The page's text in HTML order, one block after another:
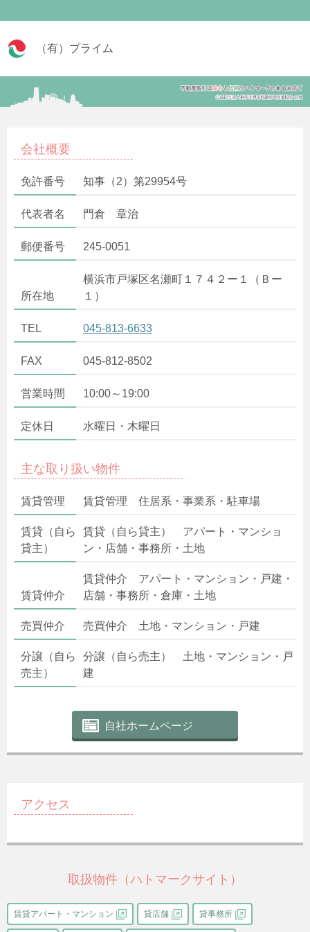
（有）プライム
会社概要
免許番号 知事（2）第29954号
代表者名 門倉 章治
郵便番号 245-0051
所在地
横浜市戸塚区名瀬町１７４２ー１（Ｂー
１）
TEL 045-813-6633
FAX 045-812-8502
営業時間 10:00～19:00
定休日 水曜日・木曜日
主な取り扱い物件
賃貸管理 賃貸管理 住居系・事業系・駐車場
賃貸（自ら
貸主）
賃貸（自ら貸主） アパート・マンショ
ン・店舗・事務所・土地
賃貸仲介
賃貸仲介 アパート・マンション・戸建・
店舗・事務所・倉庫・土地
売買仲介 売買仲介 土地・マンション・戸建
分譲（自ら
売主）
分譲（自ら売主） 土地・マンション・戸
建
自社ホームページ
アクセス
取扱物件（ハトマークサイト）
賃貸アパート・マンション 貸店舗 貸事務所